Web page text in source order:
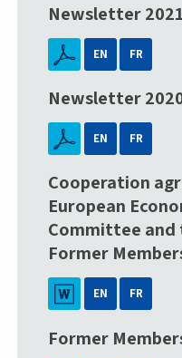
Newsletter 2021
EN FR
Newsletter
EN FR
Cooperation
European
Committee
Former
EN FR
Former